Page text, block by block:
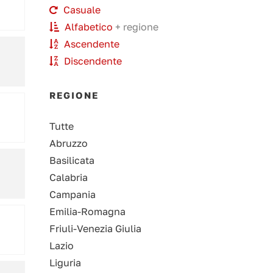
Casuale
Alfabetico + regione
Ascendente
Discendente
REGIONE
Tutte
Abruzzo
Basilicata
Calabria
Campania
Emilia-Romagna
Friuli-Venezia Giulia
Lazio
Liguria